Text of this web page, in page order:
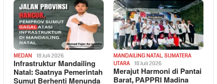
MEDAN 18 Juli 2026
Infrastruktur Mandailing
Natal: Saatnya Pemerintah
MANDAILING NATAL, SUMATERA
UTARA
18 Juli 2026
Merajut Harmoni di Pantai
Barat, PAPPRI Madina